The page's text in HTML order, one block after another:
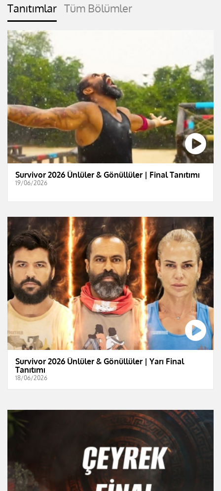
Tanıtımlar Tüm Bölümler
Survivor 2026 Ünlüler & Gönüllüler | Final Tanıtımı
19/06/2026
Survivor 2026 Ünlüler & Gönüllüler | Yarı Final
Tanıtımı
18/06/2026